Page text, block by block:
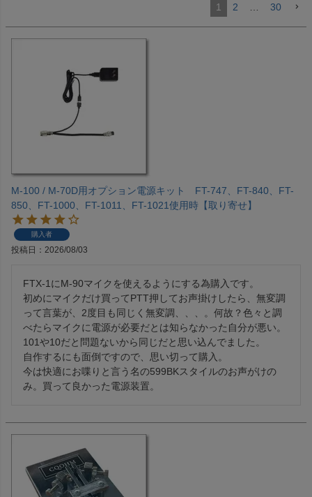
1 2 30
M-100 / M-70D用オプション電源キット FT-747、FT-840、FT-
850、FT-1000、FT-1011、FT-1021使用時【取り寄せ】
購入者
投稿日 2026/08/03
FTX-1にM-90マイクを使えるようにする為購入です。
初めにマイクだけ買ってPTT押してお声掛けしたら、無変調
って言葉が、2度目も同じく無変調、、、。何故？色々と調
べたらマイクに電源が必要だとは知らなかった自分が悪い。
101や10だと問題ないから同じだと思い込んでました。
自作するにも面倒ですので、思い切って購入。
今は快適にお喋りと言う名の599BKスタイルのお声がけの
み。買って良かった電源装置。